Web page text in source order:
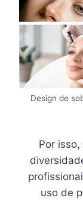
Design de
Por
uso de